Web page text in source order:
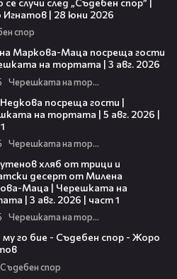
| 28 юни 2026
спор
Маркова-Маца посреща гости
на тортата | 3 авг. 2026
Черешката на тортата
посреща гости |
на тортата | 5 авг. 2026 |
Черешката на тортата
хляб от трици и
десерт от Милена
Маца | Черешката на
| 3 авг. 2026 | част 1
Черешката на тортата
го бие - Съдебен спор - Жоро
Съдебен спор